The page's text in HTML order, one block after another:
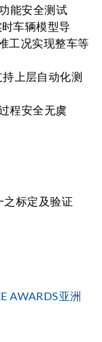
能安全测试
车辆模型导
工况实现整车等
上层自动化测
程安全无虞
之标定及验证
AWARDS亚洲